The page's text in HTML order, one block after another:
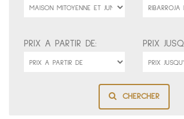
PRIX A PARTIR DE: PRIX
CHERCHER